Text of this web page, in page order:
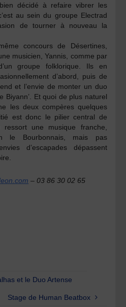
décidé à refaire vibrer les
au sein du groupe Electrad
de tourner à nouveau la
concours de Désertines,
musicien, Yannis, comme par
groupe folklorique. Ils en
d’abord, puis de
et l’envie de monter un duo
Biyann’. Et quoi de plus naturel
les deux compères quelques
est donc le pilier central de
une musique franche,
le Bourbonnais, mais pas
d’escapades dépassent
– 03 86 30 02 65
et le Duo Artense
Stage de Human Beatbox